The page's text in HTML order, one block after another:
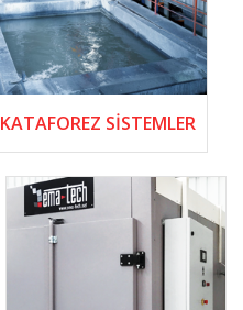
KATAFOREZ SISTEMLER